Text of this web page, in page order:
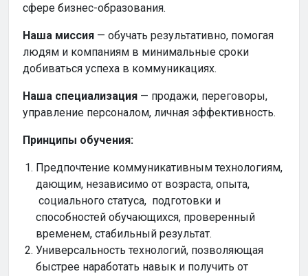
сфере бизнес-образования.
Наша миссия — обучать результативно, помогая
людям и компаниям в минимальные сроки
добиваться успеха в коммуникациях.
Наша специализация — продажи, переговоры,
управление персоналом, личная эффективность.
Принципы обучения:
Предпочтение коммуникативным технологиям,
дающим, независимо от возраста, опыта,
социального статуса, подготовки и
способностей обучающихся, проверенный
временем, стабильный результат.
Универсальность технологий, позволяющая
быстрее наработать навык и получить от